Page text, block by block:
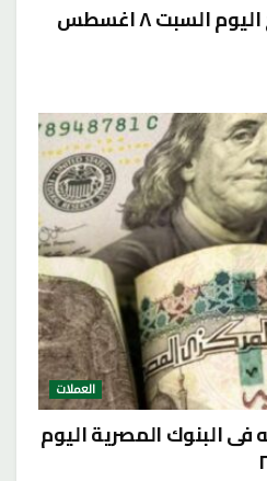
سعر جرام الذهب صباح اليوم السبت ٨ اغسطس
العملات
فى البنوك المصرية اليوم